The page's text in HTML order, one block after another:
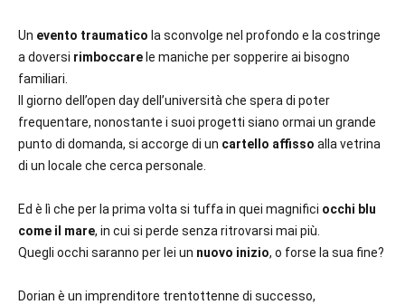
Un evento traumatico la sconvolge nel profondo e la costringe
a doversi rimboccare le maniche per sopperire ai bisogno
familiari.
Il giorno dell’open day dell’università che spera di poter
frequentare, nonostante i suoi progetti siano ormai un grande
punto di domanda, si accorge di un cartello affisso alla vetrina
di un locale che cerca personale.
Ed è lì che per la prima volta si tuffa in quei magnifici occhi blu
come il mare, in cui si perde senza ritrovarsi mai più.
Quegli occhi saranno per lei un nuovo inizio, o forse la sua fine?
Dorian è un imprenditore trentottenne di successo,